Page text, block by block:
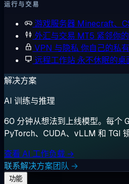
运行与交易
游戏服务器 Minecraft、
外汇与交易 MT5 紧邻你
VPN 与隐私 你自己的私
远程工作站 永不休眠的桌
解决方案
AI 训练与推理
60 分钟从想法到上线模型。每个
PyTorch、CUDA、vLLM 和 TGI 镜
查看 AI 工作负载 →
联系解决方案团队 →